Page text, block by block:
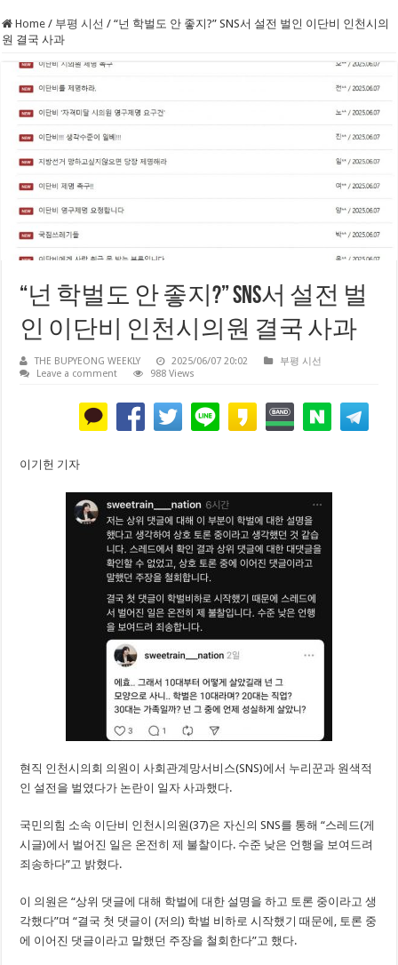
Home / 부평 시선 / “넌 학벌도 안 좋지?” SNS서 설전 벌인 이단비 인천시의
원 결국 사과
“넌 학벌도 안 좋지?” SNS서 설전 벌
인 이단비 인천시의원 결국 사과
THE BUPYEONG WEEKLY 2025/06/07 20:02
부평 시선
Leave a comment
988 Views
이기헌 기자
현직 인천시의회 의원이 사회관계망서비스(SNS)에서 누리꾼과 원색적
인 설전을 벌였다가 논란이 일자 사과했다.
국민의힘 소속 이단비 인천시의원(37)은 자신의 SNS를 통해 “스레드(게
시글)에서 벌어진 일은 온전히 제 불찰이다. 수준 낮은 언행을 보여드려
죄송하다”고 밝혔다.
이 의원은 “상위 댓글에 대해 학벌에 대한 설명을 하고 토론 중이라고 생
각했다”며 “결국 첫 댓글이 (저의) 학벌 비하로 시작했기 때문에, 토론 중
에 이어진 댓글이라고 말했던 주장을 철회한다”고 했다.